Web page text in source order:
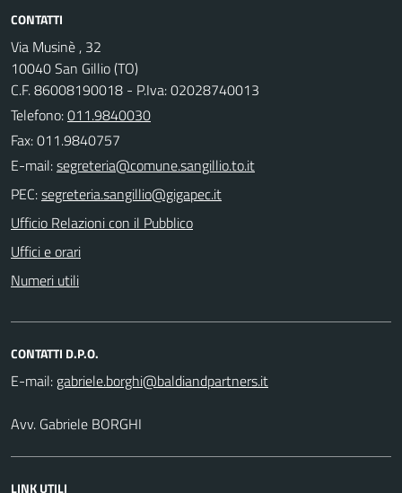
CONTATTI
Via Musinè , 32
10040 San Gillio (TO)
C.F. 86008190018 - P.Iva: 02028740013
Telefono:011.9840030
Fax: 011.9840757
E-mail:
PEC:
Ufficio Relazioni con il Pubblico
Uffici e orari
Numeri utili
CONTATTI D.P.O.
E-mail:
Avv. Gabriele BORGHI
LINK UTILI